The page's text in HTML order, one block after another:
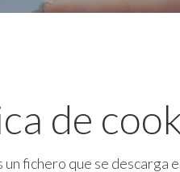
de
un fichero que se